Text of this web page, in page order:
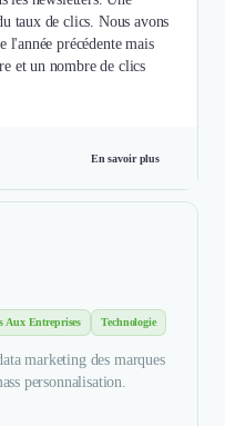
taux de clics. Nous avons
l'année précédente mais
et un nombre de clics
En savoir plus
Aux Entreprises Technologie
marketing des marques
personnalisation.